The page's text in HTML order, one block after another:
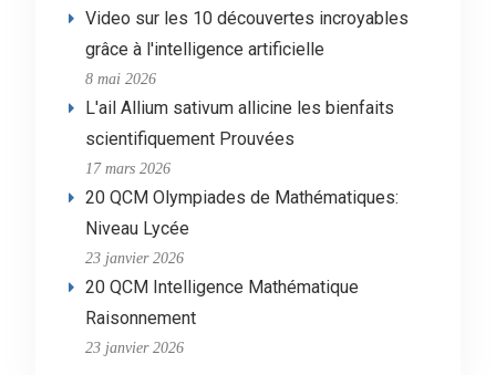
Video sur les 10 découvertes incroyables
grâce à l'intelligence artificielle
8 mai 2026
L'ail Allium sativum allicine les bienfaits
scientifiquement Prouvées
17 mars 2026
20 QCM Olympiades de Mathématiques:
Niveau Lycée
23 janvier 2026
20 QCM Intelligence Mathématique
Raisonnement
23 janvier 2026